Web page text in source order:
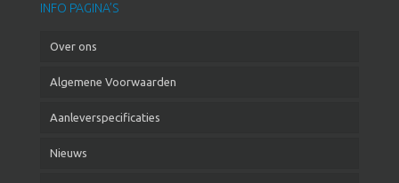
INFO PAGINA’S
Over ons
Algemene Voorwaarden
Aanleverspecificaties
Nieuws